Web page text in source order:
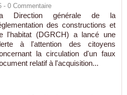
- 0 Commentaire
Direction générale de la
des constructions et
l'habitat (DGRCH) a lancé une
à l'attention des citoyens
la circulation d'un faux
relatif à l'acquisition...